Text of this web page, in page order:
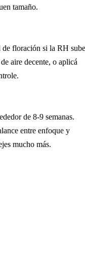
tamaño.
de floración si la RH
aire decente, o aplicá
de 8-9 semanas.
entre enfoque y
mucho más.